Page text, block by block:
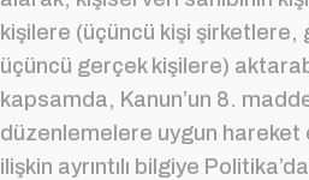
kişilere (üçüncü kişi şirketlere,
üçüncü gerçek kişilere)
kapsamda, Kanun’un 8.
düzenlemelere uygun hareket
ilişkin ayrıntılı bilgiye